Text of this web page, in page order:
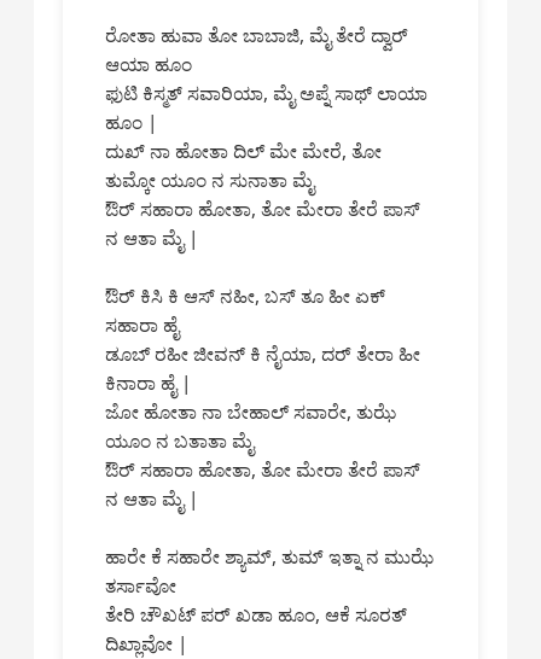
ರೋತಾ ಹುವಾ ತೋ ಬಾಬಾಜಿ, ಮೈ ತೇರೆ ದ್ವಾರ್
ಆಯಾ ಹೂಂ
ಫುಟಿ ಕಿಸ್ಮತ್ ಸವಾರಿಯಾ, ಮೈ ಅಪ್ನೆ ಸಾಥ್ ಲಾಯಾ
ಹೂಂ |
ದುಖ್ ನಾ ಹೋತಾ ದಿಲ್ ಮೇ ಮೇರೆ, ತೋ
ತುಮ್ಕೋ ಯೂಂ ನ ಸುನಾತಾ ಮೈ
ಔರ್ ಸಹಾರಾ ಹೋತಾ, ತೋ ಮೇರಾ ತೇರೆ ಪಾಸ್
ನ ಆತಾ ಮೈ |
ಔರ್ ಕಿಸಿ ಕಿ ಆಸ್ ನಹೀ, ಬಸ್ ತೂ ಹೀ ಏಕ್
ಸಹಾರಾ ಹೈ
ಡೂಬ್ ರಹೀ ಜೀವನ್ ಕಿ ನೈಯಾ, ದರ್ ತೇರಾ ಹೀ
ಕಿನಾರಾ ಹೈ |
ಜೋ ಹೋತಾ ನಾ ಬೇಹಾಲ್ ಸವಾರೇ, ತುಝೆ
ಯೂಂ ನ ಬತಾತಾ ಮೈ
ಔರ್ ಸಹಾರಾ ಹೋತಾ, ತೋ ಮೇರಾ ತೇರೆ ಪಾಸ್
ನ ಆತಾ ಮೈ |
ಹಾರೇ ಕೆ ಸಹಾರೇ ಶ್ಯಾಮ್, ತುಮ್ ಇತ್ನಾ ನ ಮುಝೆ
ತರ್ಸಾವೋ
ತೇರಿ ಚೌಖಟ್ ಪರ್ ಖಡಾ ಹೂಂ, ಆಕೆ ಸೂರತ್
ದಿಖ್ಲಾವೋ |